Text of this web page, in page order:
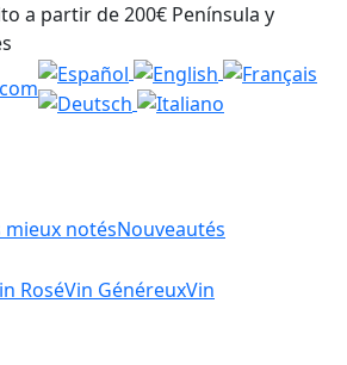
a partir de 200€ Península y
mieux notésNouveautés
RoséVin GénéreuxVin